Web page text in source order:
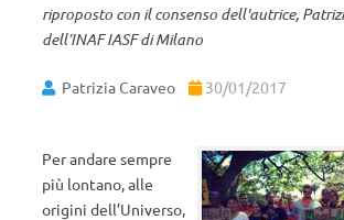
riproposto con il consenso dell'autrice,
dell’INAF IASF di Milano
Patrizia Caraveo 30/01/2017
Per andare sempre
più lontano, alle
origini dell’Universo,